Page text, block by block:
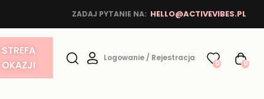
ZADAJ PYTANIE NA: HELLO@ACTIVEVIBES.PL
STREFA
OKAZJI
Logowanie / Rejestracja
0 0